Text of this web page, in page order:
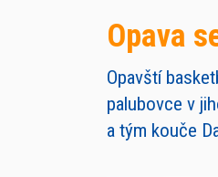
Opava
Opavští
palubovce v
a tým kouče